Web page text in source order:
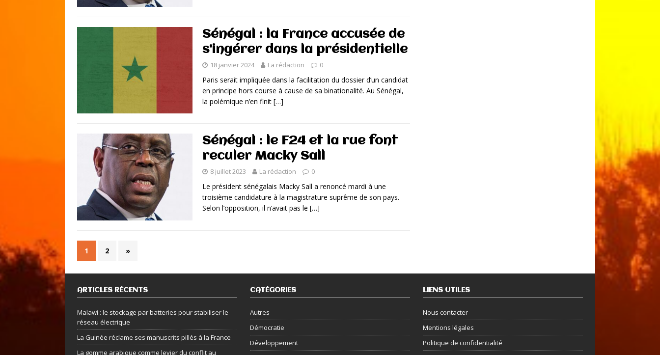
Sénégal : la France accusée de
s’ingérer dans la présidentielle
18 janvier 2024 La rédaction 0
Paris serait impliquée dans la facilitation du dossier d’un candidat
en principe hors course à cause de sa binationalité. Au Sénégal,
la polémique n’en finit […]
Sénégal : le F24 et la rue font
reculer Macky Sall
8 juillet 2023 La rédaction 0
Le président sénégalais Macky Sall a renoncé mardi à une
troisième candidature à la magistrature suprême de son pays.
Selon l’opposition, il n’avait pas le […]
1 2 »
ARTICLES RÉCENTS
Malawi : le stockage par batteries pour stabiliser le
réseau électrique
La Guinée réclame ses manuscrits pillés à la France
La gomme arabique comme levier du conflit au
CATÉGORIES
Autres
Démocratie
Développement
LIENS UTILES
Nous contacter
Mentions légales
Politique de confidentialité